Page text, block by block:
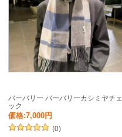
バーバリー バーバリーカシミヤチェ
ック
価格:7,000円
(0)